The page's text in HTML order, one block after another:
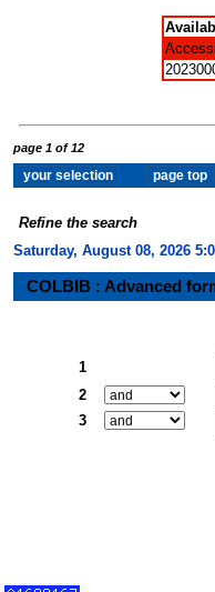
page 1 of 12
Refine the search
Saturday, August 08, 2026
COLBIB : Advanced
1
2
3